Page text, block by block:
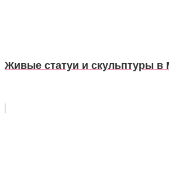
Живые статуи и скульптуры в